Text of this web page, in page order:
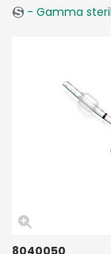
- Gamma
8040050